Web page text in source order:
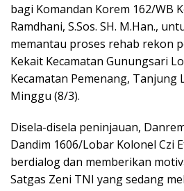
bagi Komandan Korem 162/WB
Ramdhani, S.Sos. SH. M.Han.,
memantau proses rehab rekon
Kekait Kecamatan Gunungsari
Kecamatan Pemenang, Tanjung
Minggu (8/3).
Disela-disela peninjauan,
Dandim 1606/Lobar Kolonel Czi
berdialog dan memberikan
Satgas Zeni TNI yang sedang